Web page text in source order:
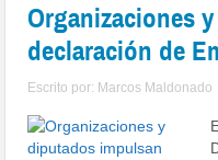
Organizaciones
declaración de
Escrito por: Marcos Maldonado